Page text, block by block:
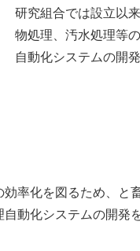
研究組合では設立以
物処理、汚水処理等
自動化システムの開
率化を図るため、
動化システムの開